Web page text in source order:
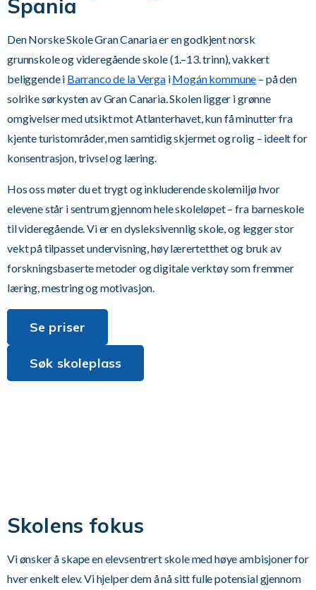
Spania
Den Norske Skole Gran Canaria er en godkjent norsk
grunnskole og videregående skole (1.–13. trinn), vakkert
beliggende i Barranco de la VergaiMogán kommune – på den
solrike sørkysten av Gran Canaria. Skolen ligger i grønne
omgivelser med utsikt mot Atlanterhavet, kun få minutter fra
kjente turistområder, men samtidig skjermet og rolig – ideelt for
konsentrasjon, trivsel og læring.
Hos oss møter du et trygt og inkluderende skolemiljø hvor
elevene står i sentrum gjennom hele skoleløpet – fra barneskole
til videregående. Vi er en dysleksivennlig skole, og legger stor
vekt på tilpasset undervisning, høy lærertetthet og bruk av
forskningsbaserte metoder og digitale verktøy som fremmer
læring, mestring og motivasjon.
Se priser
Søk skoleplass
Skolens fokus
Vi ønsker å skape en elevsentrert skole med høye ambisjoner for
hver enkelt elev. Vi hjelper dem å nå sitt fulle potensial gjennom